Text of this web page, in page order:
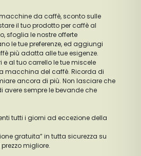
da caffè, sconto sulle
il tuo prodotto per caffè al
sfoglia le nostre offerte
le tue preferenze, ed aggiungi
più adatta alle tue esigenze.
al tuo carrello le tue miscele
macchina del caffè. Ricorda di
ancora di più. Non lasciare che
avere sempre le bevande che
tutti i giorni ad eccezione della
gratuita” in tutta sicurezza su
migliore.